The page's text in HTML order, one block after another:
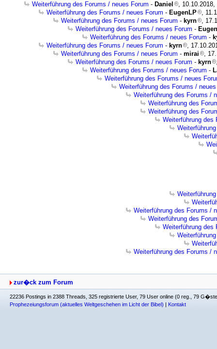
Weiterführung des Forums / neues Forum - Daniel
, 10.10.2018,
Weiterführung des Forums / neues Forum - EugenLP
,
Weiterführung des Forums / neues Forum - kyrn
,
Weiterführung des Forums / neues Forum -
Weiterführung des Forums / neues Forum -
Weiterführung des Forums / neues Forum - kyrn
,
Weiterführung des Forums / neues Forum - mirai
,
Weiterführung des Forums / neues Forum - kyrn
Weiterführung des Forums / neues Forum -
Weiterführung des Forums / neues
Weiterführung des Forums /
Weiterführung des Forums /
Weiterführung des
Weiterführung des
Weiterführung des
Weiterführung des Forums /
Weiterführung des
Weiterführung des
Weiterführung des Forums /
zur�ck zum Forum
22236 Postings in 2388 Threads, 325 registrierte User, 79 User online (0 reg., 79
Prophezeiungsforum (aktuelles Weltgeschehen im Licht der Bibel) | Kontakt